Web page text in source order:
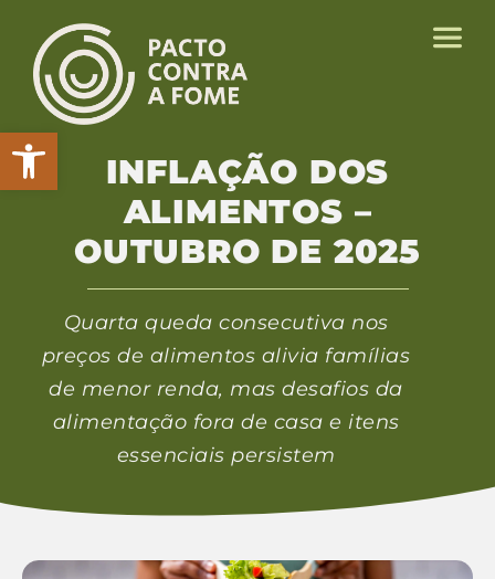
Abrir a barra de ferramentas
INFLAÇÃO DOS
ALIMENTOS –
OUTUBRO DE 2025
Quarta queda consecutiva nos
preços de alimentos alivia famílias
de menor renda, mas desafios da
alimentação fora de casa e itens
essenciais persistem